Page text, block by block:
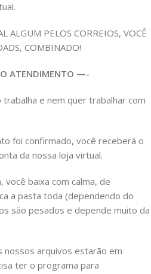
ALGUM PELOS CORREIOS, VOCÊ
COMBINADO!
ATENDIMENTO —-
e nem quer trabalhar com
foi confirmado, você receberá o
da nossa loja virtual.
você baixa com calma, de
a pasta toda (dependendo do
são pesados e depende muito da
nossos arquivos estarão em
ter o programa para